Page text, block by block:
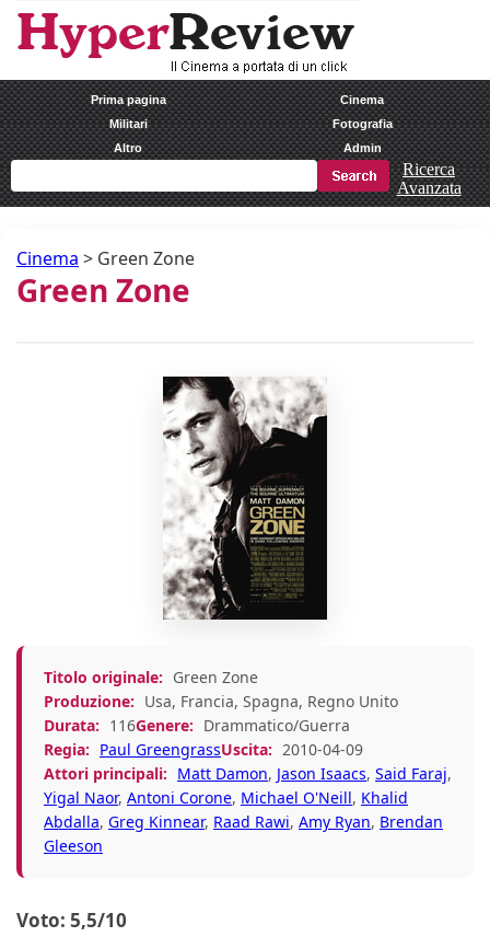
Prima pagina
Cinema
Militari
Fotografia
Altro
Admin
Ricerca
Avanzata
Cinema > Green Zone
Green Zone
Titolo originale: Green Zone
Produzione: Usa, Francia, Spagna, Regno Unito
Durata: 116Genere: Drammatico/Guerra
Regia: Paul GreengrassUscita: 2010-04-09
Attori principali: Matt Damon, Jason Isaacs, Said Faraj,
Yigal Naor, Antoni Corone, Michael O'Neill, Khalid
Abdalla, Greg Kinnear, Raad Rawi, Amy Ryan, Brendan
Gleeson
Voto: 5,5/10